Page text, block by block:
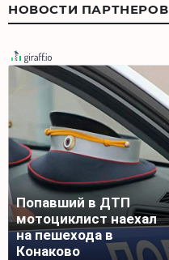
НОВОСТИ ПАРТНЕРОВ
Попавший в ДТП
мотоциклист наехал
на пешехода в
Конаково